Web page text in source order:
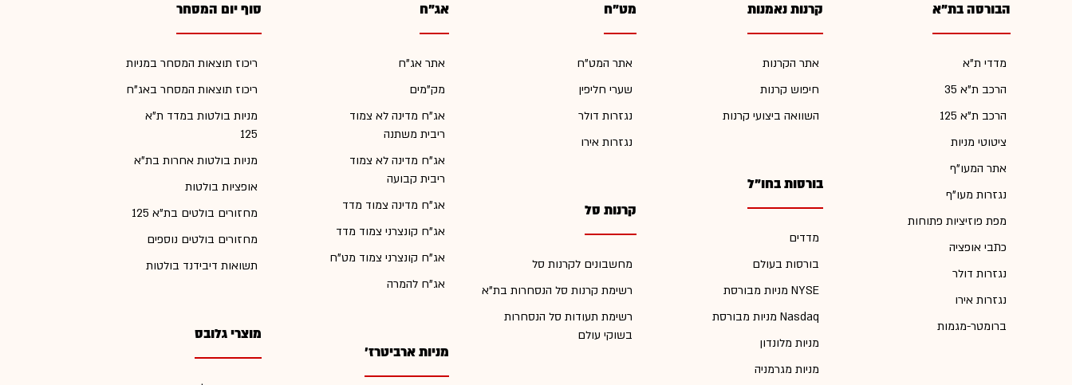
הבורסה בת"א
מדדי ת"א
הרכב ת"א 35
הרכב ת"א 125
ציטוטי מניות
אתר המעו"ף
נגזרות מעו"ף
מפת פוזיציות פתוחות
כתבי אופציה
נגזרות דולר
נגזרות אירו
ברומטר-מגמות
קרנות נאמנות
אתר הקרנות
חיפוש קרנות
השוואה ביצועי קרנות
בורסות בחו"ל
מדדים
בורסות בעולם
מניות מבורסת NYSE
מניות מבורסת Nasdaq
מניות מלונדון
מניות מגרמניה
מט"ח
אתר המט"ח
שערי חליפין
נגזרות דולר
נגזרות אירו
קרנות סל
מחשבונים לקרנות סל
רשימת קרנות סל הנסחרות בת"א
רשימת תעודות סל הנסחרות
בשוקי עולם
אג"ח
אתר אג"ח
מק"מים
אג"ח מדינה לא צמוד
ריבית משתנה
אג"ח מדינה לא צמוד
ריבית קבועה
אג"ח מדינה צמוד מדד
אג"ח קונצרני צמוד מדד
אג"ח קונצרני צמוד מט"ח
אג"ח להמרה
מניות ארביטרז'
סוף יום המסחר
ריכוז תוצאות המסחר במניות
ריכוז תוצאות המסחר באג"ח
מניות בולטות במדד ת"א
125
מניות בולטות אחרות בת"א
אופציות בולטות
מחזורים בולטים בת"א 125
מחזורים בולטים נוספים
תשואות דיבידנד בולטות
מוצרי גלובס